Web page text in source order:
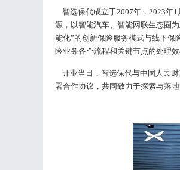
智选保代成立于2007年，2023年
源，以智能汽车、智能网联生态圈
能化”的创新保险服务模式与线下保
险业务各个流程和关键节点的处理效
开业当日，智选保代与中国人民
署合作协议，共同致力于探索与落